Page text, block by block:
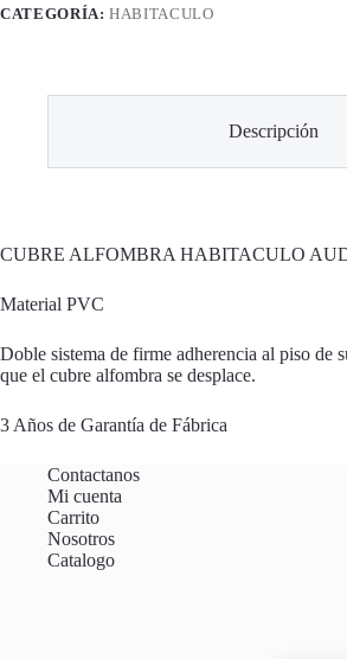
CATEGORÍA:HABITACULO
Descripción
CUBRE ALFOMBRA HABITACULO
Material PVC
Doble sistema de firme adherencia al piso de
que el cubre alfombra se desplace.
3 Años de Garantía de Fábrica
Contactanos
Mi cuenta
Carrito
Nosotros
Catalogo